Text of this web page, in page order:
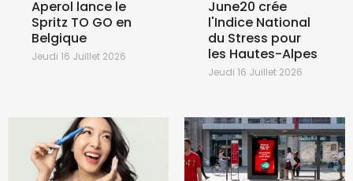
Aperol lance le
Spritz TO GO en
Belgique
Jeudi 16 Juillet 2026
June20 crée
l'Indice National
du Stress pour
les Hautes-Alpes
Jeudi 16 Juillet 2026